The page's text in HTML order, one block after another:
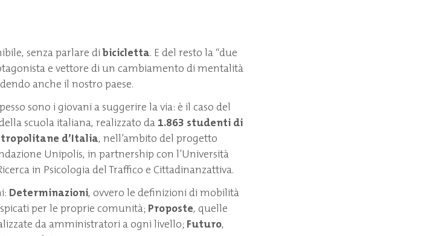
senza parlare dibicicletta. E del resto la “due
e vettore di un cambiamento di mentalità
anche il nostro paese.
sono i giovani a suggerire la via: è il caso del
scuola italiana, realizzato da 1.863 studenti di
d’Italia, nell’ambito del progetto
Unipolis, in partnership con l’Università
in Psicologia del Traffico e Cittadinanzattiva.
Determinazioni, ovvero le definizioni di mobilità
per le proprie comunità; Proposte, quelle
da amministratori a ogni livello; Futuro,